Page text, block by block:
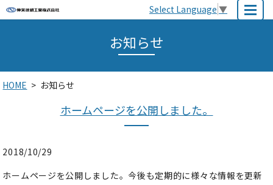
Select Language ▼
お知らせ
HOME お知らせ
ホームページを公開しました。
2018/10/29
ホームページを公開しました。今後も定期的に様々な情報を更新